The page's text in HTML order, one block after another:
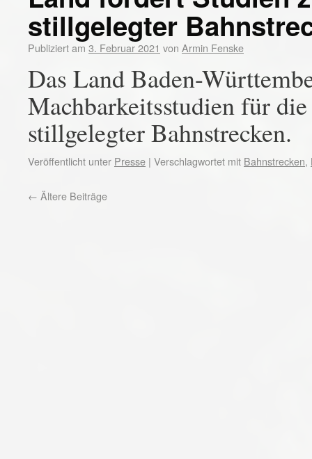
stillgelegter
Publiziert am 3. Februar 2021 von Armin Fenske
Das Land Baden-
Machbarkeitsstudien für
stillgelegter Bahnstrecken.
Veröffentlicht unter Presse | Verschlagwortet mit Bahnstrecken,
← Ältere Beiträge